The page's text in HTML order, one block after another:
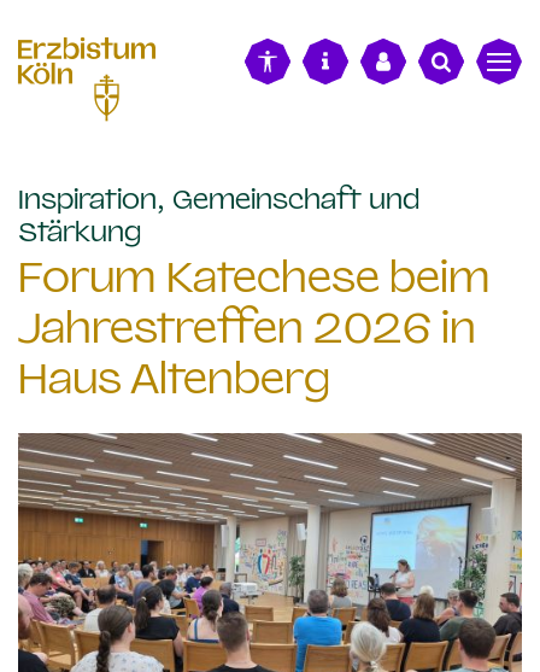
Inspiration, Gemeinschaft und
Stärkung
Forum Katechese beim
Jahrestreffen 2026 in
Haus Altenberg